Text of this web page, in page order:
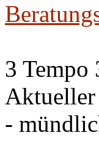
3 Tempo
Aktueller
-